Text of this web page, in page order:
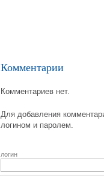
Комментарии
Комментариев нет.
Для добавления
логином и паролем.
логин